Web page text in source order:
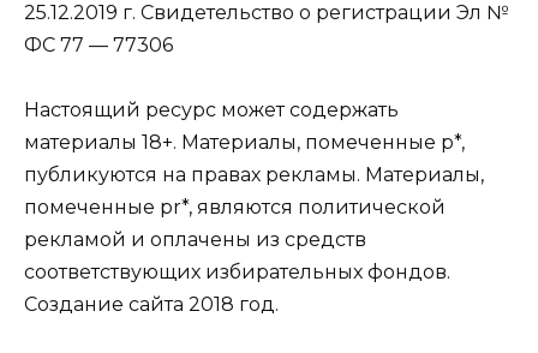
25.12.2019 г. Свидетельство о регистрации Эл №
ФС 77 — 77306
Настоящий ресурс может содержать
материалы 18+. Материалы, помеченные р*,
публикуются на правах рекламы. Материалы,
помеченные рr*, являются политической
рекламой и оплачены из средств
соответствующих избирательных фондов.
Создание сайта 2018 год.